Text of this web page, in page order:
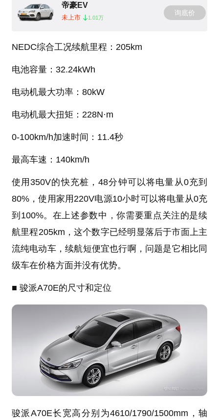
帝豪EV
未上市 1.01万
询底价
NEDC综合工况续航里程：205km
电池容量：32.24kWh
电动机最大功率：80kW
电动机最大扭矩：228N·m
0-100km/h加速时间：11.4秒
最高车速：140km/h
使用350V的快充桩，48分钟可以将电量从0充到
80%，使用家用220V电源10小时可以将电量从0充
到100%。在上述参数中，你需要重点关注的是续
航里程205km ，这个数字已经明显落后于市面上主
流纯电动车，续航短便宜也行啊，问题是它相比同
级车在价格方面并没有优势。
■ 骏派A70E的尺寸和定位
骏派A70E长宽高分别为4610/1790/1500mm，轴